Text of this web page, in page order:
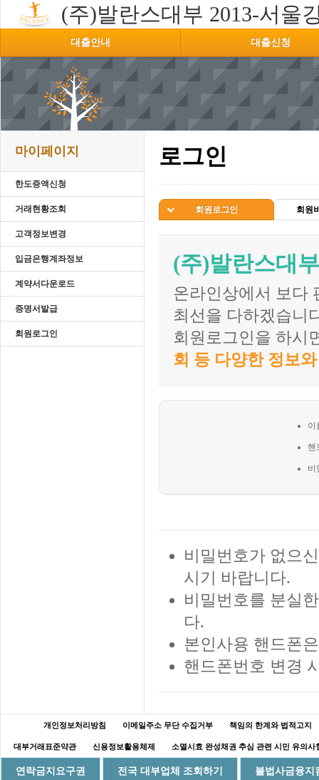
(주)발란스대부 2013-서울
대출안내 대출신청
마이페이지
한도증액신청
거래현황조회
고객정보변경
입금은행계좌정보
계약서다운로드
증명서발급
회원로그인
로그인
회원로그인 회원
(주)발란스대부
온라인상에서 보다
최선을 다하겠습니
회원로그인을 하시
회 등 다양한 정보
이
핸
비
비밀번호가 없으
시기 바랍니다.
비밀번호를 분실
다.
본인사용 핸드폰
핸드폰번호 변경
개인정보처리방침 이메일주소 무단 수집거부 책임의 한계와 법적고지
대부거래표준약관 신용정보활용체제 소멸시효 완성채권 추심 관련 시민 유의사
연락금지요구권 전국 대부업체 조회하기 불법사금융지